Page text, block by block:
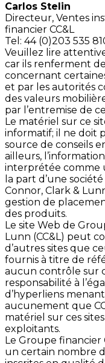
Carlos Stelin
Directeur, Ventes
financier CC&L
Tel: 44 (0)203 535
Veuillez lire
car ils renferment
concernant
et par les autorités
des valeurs
par l’entremise de
Le matériel sur ce
informatif; il ne doit
source de conseils
ailleurs,
interprétée comme
la part d’une
Connor, Clark &
gestion de
des produits.
Le site Web de
Lunn (CC&L) peut
d’autres sites que
fournis à titre de
aucun contrôle sur
responsabilité à
d’hyperliens
aucunement que
matériel sur ces
exploitants.
Le Groupe
un certain nombre